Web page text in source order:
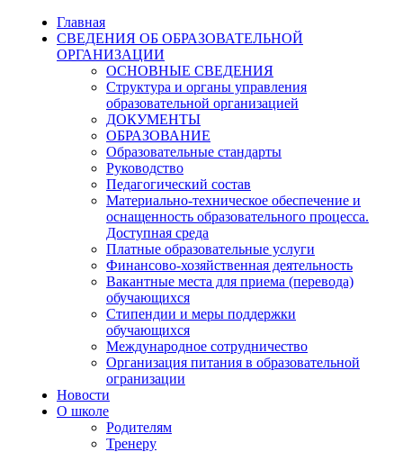
Главная
СВЕДЕНИЯ ОБ ОБРАЗОВАТЕЛЬНОЙ
ОРГАНИЗАЦИИ
ОСНОВНЫЕ СВЕДЕНИЯ
Структура и органы управления
образовательной организацией
ДОКУМЕНТЫ
ОБРАЗОВАНИЕ
Образовательные стандарты
Руководство
Педагогический состав
Материально-техническое обеспечение и
оснащенность образовательного процесса.
Доступная среда
Платные образовательные услуги
Финансово-хозяйственная деятельность
Вакантные места для приема (перевода)
обучающихся
Стипендии и меры поддержки
обучающихся
Международное сотрудничество
Организация питания в образовательной
огранизации
Новости
О школе
Родителям
Тренеру